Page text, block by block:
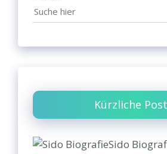
Kürzliche
Sido